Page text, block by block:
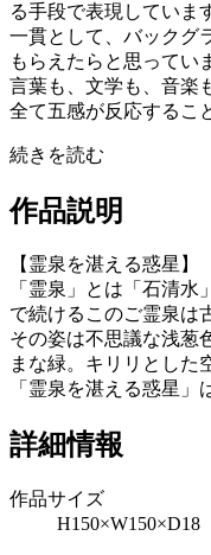
る手段で表現していま
一貫として、バックグ
もらえたらと思ってい
言葉も、文学も、音楽
全て五感が反応するこ
続きを読む
作品説明
【霊泉を湛える惑星】
「霊泉」とは「石清
で続けるこのご霊泉は
その姿は不思議な浅葱
まな緑。キリリとした
「霊泉を湛える惑星」
詳細情報
作品サイズ
H150×W150×D18